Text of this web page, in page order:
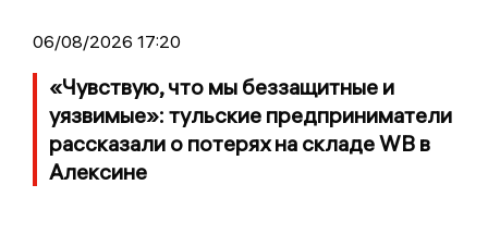
06/08/2026 17:20
«Чувствую, что мы беззащитные и
уязвимые»: тульские предприниматели
рассказали о потерях на складе WB в
Алексине